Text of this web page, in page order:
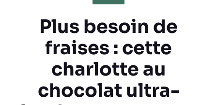
Plus besoin de
fraises : cette
charlotte au
chocolat ultra-